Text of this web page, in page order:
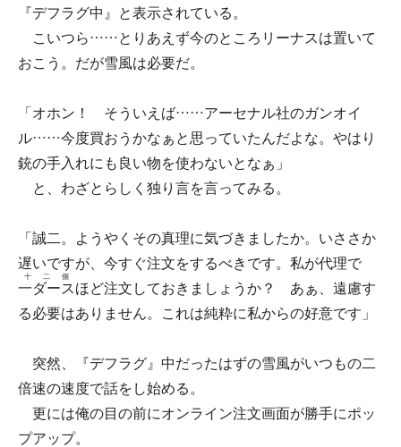
『デフラグ中』と表示されている。
こいつら……とりあえず今のところリーナスは置いて
おこう。だが雪風は必要だ。
「オホン！ そういえば……アーセナル社のガンオイ
ル……今度買おうかなぁと思っていたんだよな。やはり
銃の手入れにも良い物を使わないとなぁ」
と、わざとらしく独り言を言ってみる。
「誠二。ようやくその真理に気づきましたか。いささか
遅いですが、今すぐ注文をするべきです。私が代理で
一ダース
十二個
ほど注文しておきましょうか？ あぁ、遠慮す
る必要はありません。これは純粋に私からの好意です」
突然、『デフラグ』中だったはずの雪風がいつもの二
倍速の速度で話をし始める。
更には俺の目の前にオンライン注文画面が勝手にポッ
プアップ。